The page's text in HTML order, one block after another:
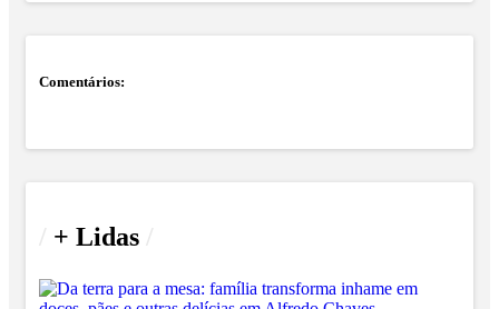
Comentários:
+ Lidas